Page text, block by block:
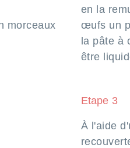
morceaux
en la
œufs un
la pâte à
être
Etape 3
À l'aide